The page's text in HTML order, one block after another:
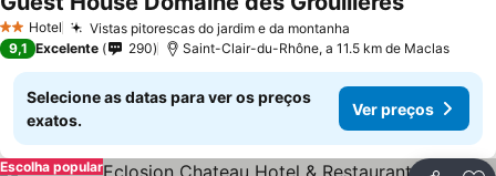
2 Estrelas
Hotel Vistas pitorescas do jardim e da montanha
9,1 Excelente 290 Saint-Clair-du-Rhône, a 11.5 km de Maclas
Selecione as datas para ver os preços
exatos.
Ver preços
Escolha popular